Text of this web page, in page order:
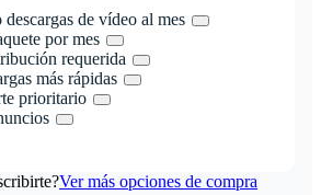
descargas de vídeo al mes
por mes
requerida
más rápidas
prioritario
Ver más opciones de compra